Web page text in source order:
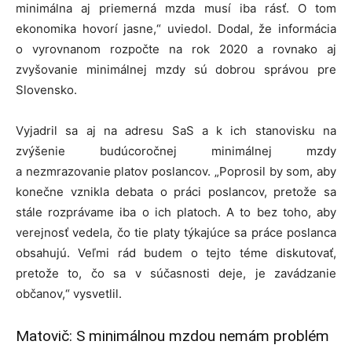
minimálna aj priemerná mzda musí iba rásť. O tom
ekonomika hovorí jasne,“ uviedol. Dodal, že informácia
o vyrovnanom rozpočte na rok 2020 a rovnako aj
zvyšovanie minimálnej mzdy sú dobrou správou pre
Slovensko.
Vyjadril sa aj na adresu SaS a k ich stanovisku na
zvýšenie budúcoročnej minimálnej mzdy
a nezmrazovanie platov poslancov. „Poprosil by som, aby
konečne vznikla debata o práci poslancov, pretože sa
stále rozprávame iba o ich platoch. A to bez toho, aby
verejnosť vedela, čo tie platy týkajúce sa práce poslanca
obsahujú. Veľmi rád budem o tejto téme diskutovať,
pretože to, čo sa v súčasnosti deje, je zavádzanie
občanov,“ vysvetlil.
Matovič: S minimálnou mzdou nemám problém